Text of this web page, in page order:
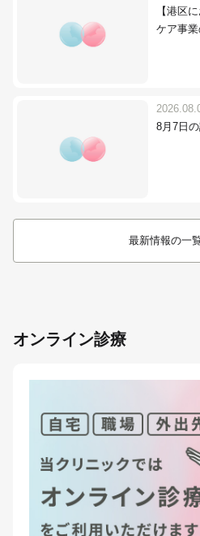
【港区
ケア事
8月7日
最新情報の一
オンライン診療